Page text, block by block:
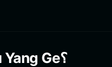
ما هي محفظة Niu Yang Ge؟